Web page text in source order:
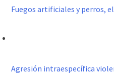
Fuegos artificiales y perros,
Agresión intraespecífica